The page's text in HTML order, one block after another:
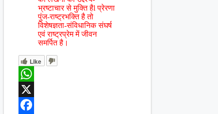
भ्रष्टाचार से मुक्ति हैl प्रेरणा
पुंज-राष्ट्रभक्ति है तो
विशेषज्ञता-संविधानिक संघर्ष
एवं राष्ट्रप्रेम में जीवन
समर्पित है।
Like
WhatsApp
X